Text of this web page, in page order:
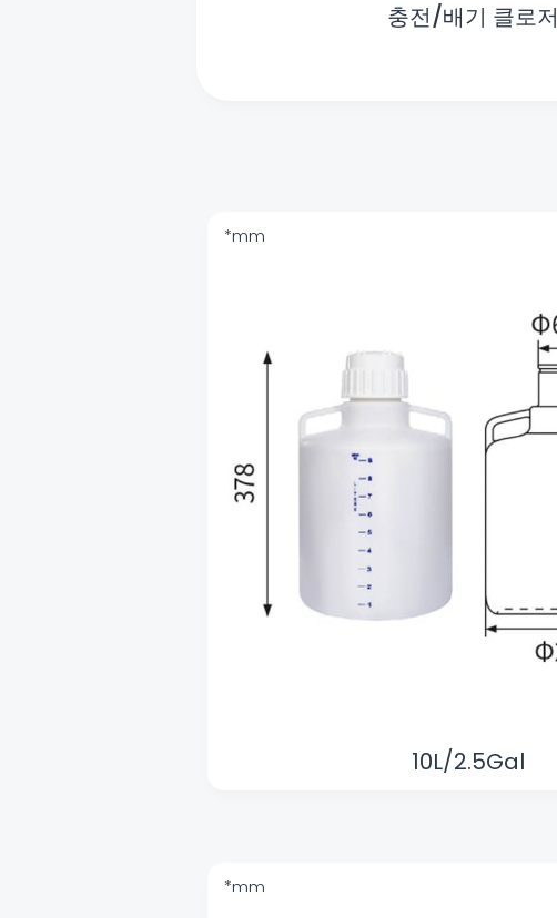
충전/배기 클로저
10L/2.5Gal